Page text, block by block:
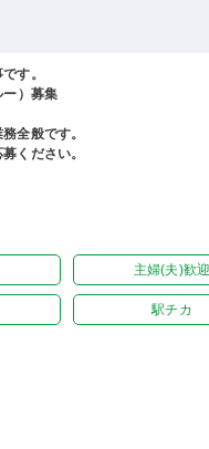
す。
）募集
全般です。
ください。
主婦(夫)歓
駅チカ